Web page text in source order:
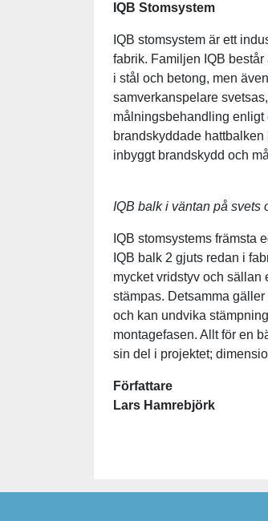
IQB Stomsystem
IQB stomsystem är ett
fabrik. Familjen IQB
i stål och betong, men
samverkanspelare
målningsbehandling
brandskyddade
inbyggt brandskydd och
IQB balk i väntan på svets
IQB stomsystems främsta
IQB balk 2 gjuts redan i
mycket vridstyv och sällan
stämpas. Detsamma
och kan undvika
montagefasen. Allt för en
sin del i projektet;
Författare
Lars Hamrebjörk